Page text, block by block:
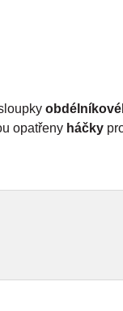
opatřeny háčky